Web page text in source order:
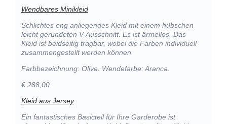
Wendbares Minikleid
Schlichtes eng anliegendes Kleid mit einem hübschen
leicht gerundeten V-Ausschnitt. Es ist ärmellos. Das
Kleid ist beidseitig tragbar, wobei die Farben individuell
zusammengestellt werden können
Farbbezeichnung: Olive. Wendefarbe: Aranca.
€ 288,00
Kleid aus Jersey
Ein fantastisches Basicteil für Ihre Garderobe ist